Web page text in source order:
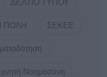
ΔΕΛΤΙΟ ΤΥΠΟΥ
ΠΟΛΗ ΣΕΚΕΕ
Νοημοσύνη